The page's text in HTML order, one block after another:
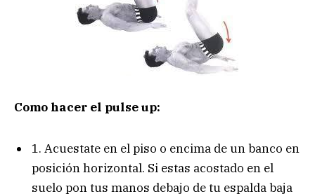
Como hacer el pulse up:
1. Acuestate en el piso o encima de un banco en
posición horizontal. Si estas acostado en el
suelo pon tus manos debajo de tu espalda baja